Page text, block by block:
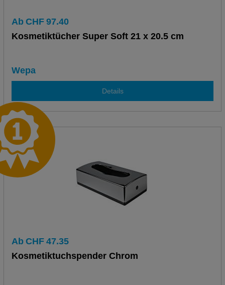
Ab CHF 97.40
Kosmetiktücher Super Soft 21 x 20.5 cm
Wepa
Details
Ab CHF 47.35
Kosmetiktuchspender Chrom